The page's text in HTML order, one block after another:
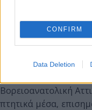
CONFIRM
Data Deletion
Βορειοανατολική
πτητικά μέσα,